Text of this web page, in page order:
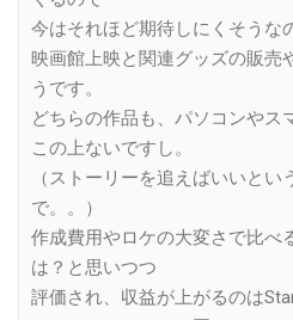
今はそれほど期待しにくそうな
映画館上映と関連グッズの販売
うです。
どちらの作品も、パソコンやス
この上ないですし。
（ストーリーを追えばいいと
で。。）
作成費用やロケの大変さで比べ
は？と思いつつ
評価され、収益が上がるのはStar